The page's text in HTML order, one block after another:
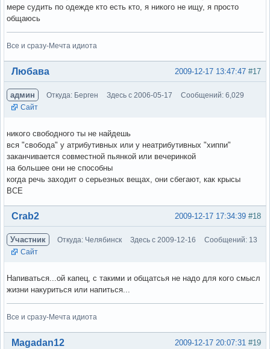
мере судить по одежде кто есть кто, я никого не ищу, я просто
общаюсь
Все и сразу-Мечта идиота
Вне форума #17
2009-12-17 13:47:47
Любава
админ Откуда: Берген Здесь с 2006-05-17
Сообщений: 6,029
Сайт
никого свободного ты не найдешь
вся "свобода" у атрибутивных или у неатрибутивных "хиппи"
заканчивается совместной пьянкой или вечеринкой
на большее они не способны
когда речь заходит о серьезных вещах, они сбегают, как крысы
ВСЕ
Вне форума #18
2009-12-17 17:34:39
Crab2
Участник Откуда: Челябинск Здесь с 2009-12-16
Сообщений: 13
Сайт
Напиваться...ой капец, с такими и общатсья не надо для кого смысл
жизни накуриться или напиться...
Все и сразу-Мечта идиота
Вне форума #19
2009-12-17 20:07:31
Magadan12